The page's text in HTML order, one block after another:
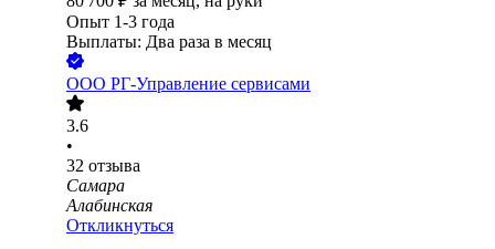
Опыт 1-3 года
Выплаты: Два раза в месяц
ООО РГ-Управление сервисами
3.6
•
32 отзыва
Самара
Алабинская
Откликнуться